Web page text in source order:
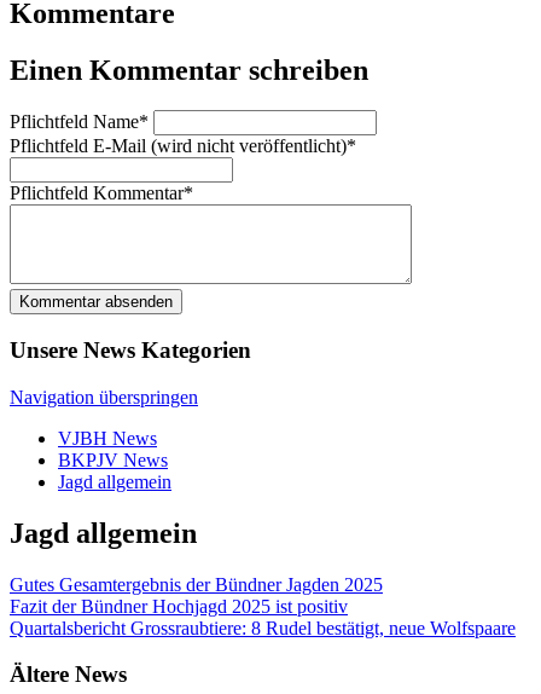
Kommentare
Einen Kommentar schreiben
Pflichtfeld Name*
Pflichtfeld E-Mail (wird nicht veröffentlicht)*
Pflichtfeld Kommentar*
Kommentar absenden
Unsere News Kategorien
Navigation überspringen
VJBH News
BKPJV News
Jagd allgemein
Jagd allgemein
Gutes Gesamtergebnis der Bündner Jagden 2025
Fazit der Bündner Hochjagd 2025 ist positiv
Quartalsbericht Grossraubtiere: 8 Rudel bestätigt, neue Wolfspaare
Ältere News